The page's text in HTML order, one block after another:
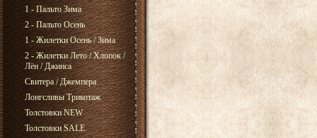
1 - Пальто Зима
2 - Пальто Осень
1 - Жилетки Осень / Зима
2 - Жилетки Лето / Хлопок /
Лён / Джинса
Свитера / Джемпера
Лонгсливы Трикотаж
Толстовки NEW
Толстовки SALE